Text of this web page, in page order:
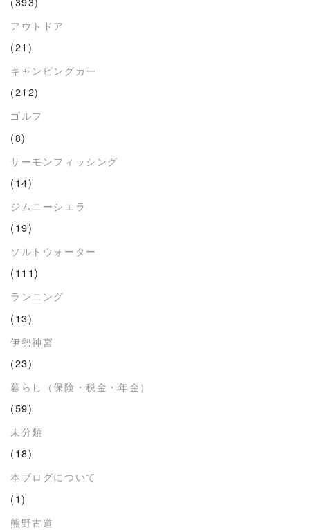
アウトドア
(21)
キャンピングカー
(212)
ゴルフ
(8)
サーモンフィッシング
(14)
ジムニーシエラ
(19)
ソルトウォーター
(111)
ランニング
(13)
伊勢神宮
(23)
暮らし（保険・税金・年金）
(59)
未分類
(18)
本ブログについて
(1)
熊野古道